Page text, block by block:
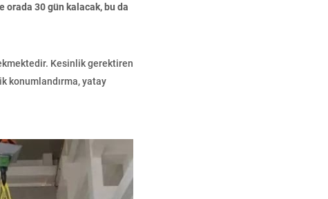
orada 30 gün kalacak, bu da
Kesinlik gerektiren
konumlandırma, yatay